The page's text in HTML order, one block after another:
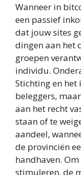
Wanneer in
een passief
dat jouw sites
dingen aan het
groepen
individu.
Stichting en
beleggers,
aan het recht
staan of te
aandeel,
de provinciën
handhaven.
stimuleren, de